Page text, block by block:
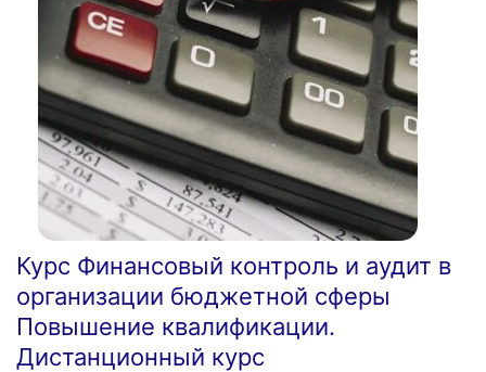
Курс Финансовый контроль и аудит в
организации бюджетной сферы
Повышение квалификации.
Дистанционный курс